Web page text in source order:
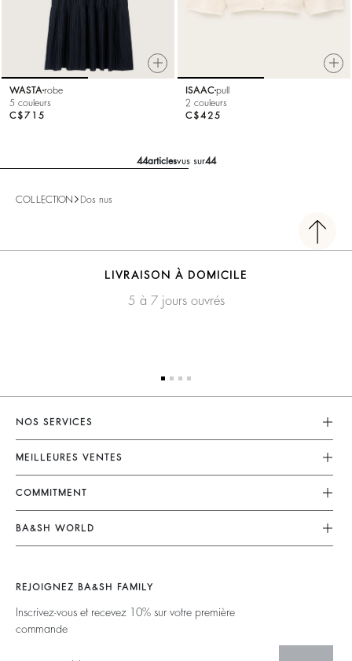
WASTA robe
5 couleurs
C$715
ISAACpull
2 couleurs
C$425
44articlesvus sur44
COLLECTION Dos nus
LIVRAISON À DOMICILE
5 à 7 jours ouvrés
NOS SERVICES
Service Client
Mon Compte
Guide Des Tailles
Accessibilité
MEILLEURES VENTES
Robes
Combinaisons
Tops & Chemises
Chandails & Cardigans
Dos Nus
Denim
COMMITMENT
Nos Engagements
Opérations
Partenaires
Circularité
BA&SH WORLD
Nos Magasins
Talents
Nouvelle Collection
REJOIGNEZ BA&SH FAMILY
Inscrivez-vous et recevez 10% sur votre première
commande